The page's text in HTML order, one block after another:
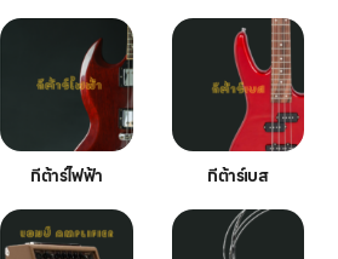
กีต้าร์ไฟฟ้า กีต้าร์เบส